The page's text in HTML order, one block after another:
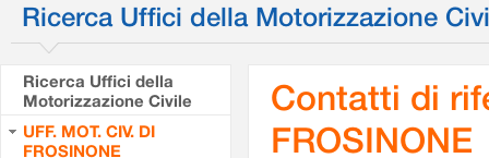
Ricerca Uffici della Motorizzazione
Ricerca Uffici della
Motorizzazione Civile
UFF. MOT. CIV. DI
FROSINONE
Contatti di
FROSINONE